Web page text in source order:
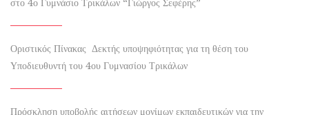
στο 4ο Γυμνάσιο Τρικάλων “Γιώργος Σεφέρης”
Οριστικός Πίνακας Δεκτής υποψηφιότητας για τη θέση του
Υποδιευθυντή του 4ου Γυμνασίου Τρικάλων
Πρόσκληση υποβολής αιτήσεων μονίμων εκπαιδευτικών για την